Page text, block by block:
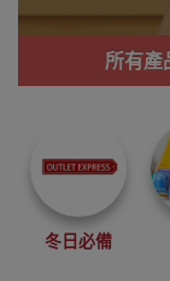
功能齊備的產
品。
我們每月會
尋找最更新
潮、有特色
優惠的優質
品，從用家
度為你帶來
最好選擇。
所有產
冬日必備